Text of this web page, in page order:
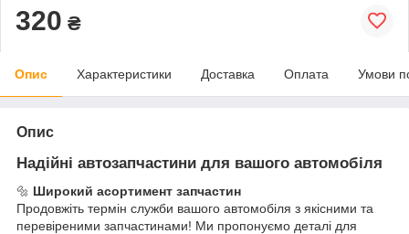
320 ₴
Опис Характеристики Доставка Оплата Умови
Опис
Надійні автозапчастини для вашого автомобіля
🔩 Широкий асортимент запчастин
Продовжіть термін служби вашого автомобіля з якісними та
перевіреними запчастинами! Ми пропонуємо деталі для